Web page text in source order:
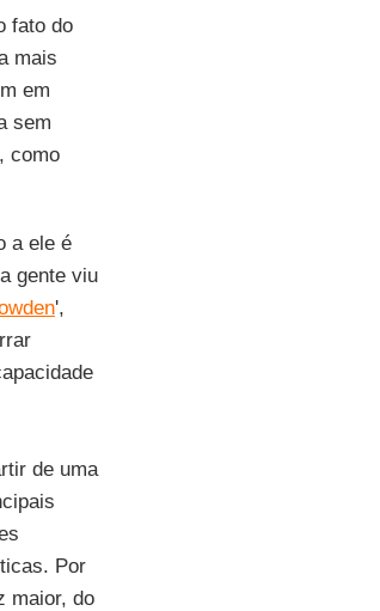
fato do
mais
em
sem
como
a ele é
gente viu
',
de uma
Por
maior, do